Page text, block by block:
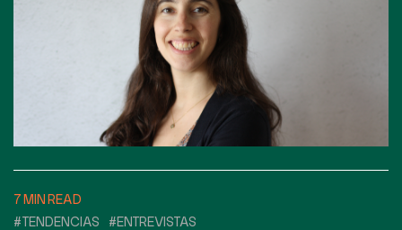
7 MIN READ
#TENDENCIAS
#ENTREVISTAS